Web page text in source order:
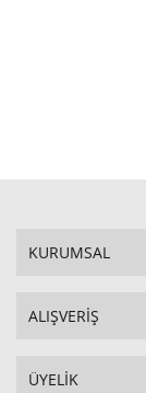
KURUMSAL
ALIŞVERİŞ
ÜYELİK